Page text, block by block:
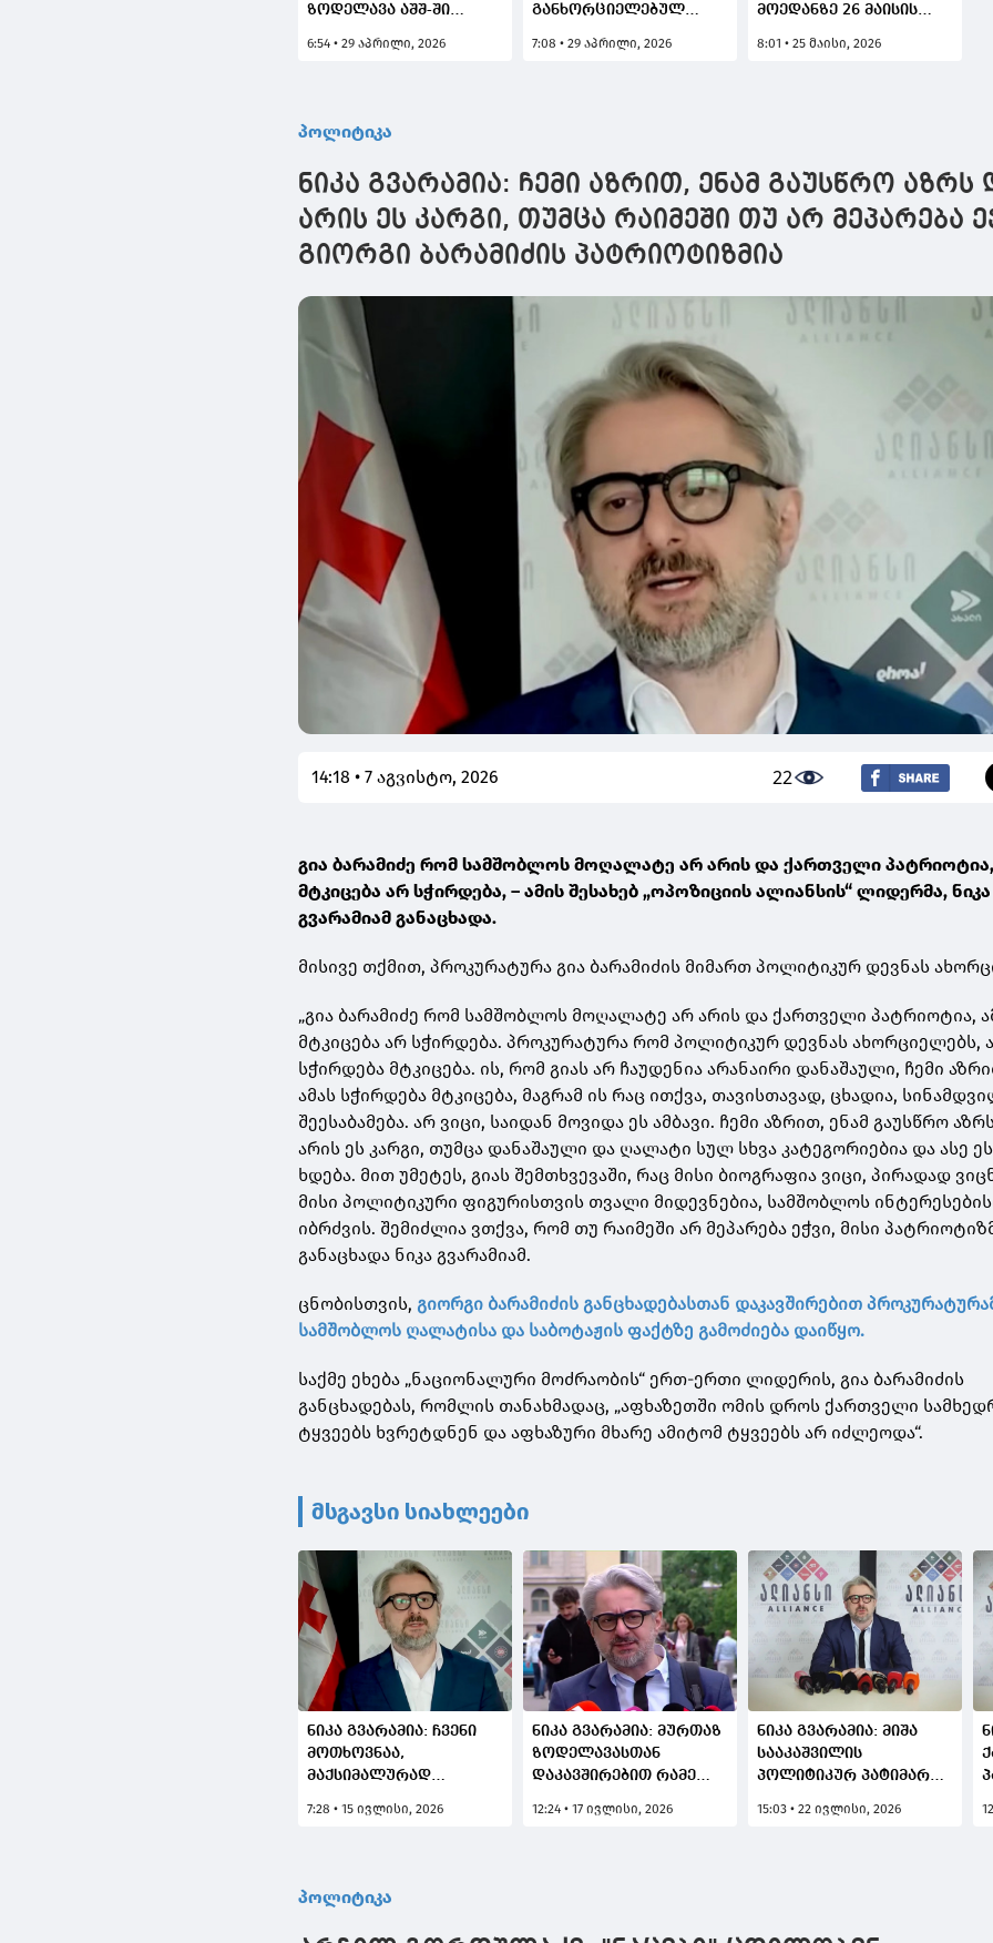
ზოდელავა აშშ-ში
წარმომადგენლებს
6:54 • 29 აპრილი, 2026
განხორციელებულ
წარმატებულ მოდელს,
7:08 • 29 აპრილი, 2026
მოედანზე 26 მაისის
მოსამზადებელი
დავხვდეთ სტუმრებს და
ერთად აღვნიშნოთ ეს
მნიშვნელოვანი დღე
8:01 • 25 მაისი, 2026
პოლიტიკა
ნიკა გვარამია: ჩემი აზრით, ენამ გაუსწრო აზრს
არის ეს კარგი, თუმცა რაიმეში თუ არ მეპარება
გიორგი ბარამიძის პატრიოტიზმია
14:18 • 7 აგვისტო, 2026 22
გია ბარამიძე რომ სამშობლოს მოღალატე არ არის და ქართველი პატრიოტია,
მტკიცება არ სჭირდება, – ამის შესახებ „ოპოზიციის ალიანსის“ ლიდერმა, ნიკა
გვარამიამ განაცხადა.
მისივე თქმით, პროკურატურა გია ბარამიძის მიმართ პოლიტიკურ დევნას
„გია ბარამიძე რომ სამშობლოს მოღალატე არ არის და ქართველი პატრიოტია,
მტკიცება არ სჭირდება. პროკურატურა რომ პოლიტიკურ დევნას ახორციელებს,
სჭირდება მტკიცება. ის, რომ გიას არ ჩაუდენია არანაირი დანაშაული, ჩემი
ამას სჭირდება მტკიცება, მაგრამ ის რაც ითქვა, თავისთავად, ცხადია,
შეესაბამება. არ ვიცი, საიდან მოვიდა ეს ამბავი. ჩემი აზრით, ენამ გაუსწრო
არის ეს კარგი, თუმცა დანაშაული და ღალატი სულ სხვა კატეგორიებია და ასე
ხდება. მით უმეტეს, გიას შემთხვევაში, რაც მისი ბიოგრაფია ვიცი, პირადად
მისი პოლიტიკური ფიგურისთვის თვალი მიდევნებია, სამშობლოს
იბრძვის. შემიძლია ვთქვა, რომ თუ რაიმეში არ მეპარება ეჭვი, მისი
განაცხადა ნიკა გვარამიამ.
ცნობისთვის, გიორგი ბარამიძის განცხადებასთან დაკავშირებით
სამშობლოს ღალატისა და საბოტაჟის ფაქტზე გამოძიება დაიწყო.
საქმე ეხება „ნაციონალური მოძრაობის“ ერთ-ერთი ლიდერის, გია ბარამიძის
განცხადებას, რომლის თანახმადაც, „აფხაზეთში ომის დროს ქართველი
ტყვეებს ხვრეტდნენ და აფხაზური მხარე ამიტომ ტყვეებს არ იძლეოდა“.
მსგავსი სიახლეები
ნიკა გვარამია: ჩვენი
მოთხოვნაა,
მაქსიმალურად
რასაც ჰქვია არჩევნები,
გვეყოს მოთმინება
7:28 • 15 ივლისი, 2026
ნიკა გვარამია: მურთაზ
ზოდელავასთან
დაკავშირებით რამე
ყოფილიყო საჭირო,
12:24 • 17 ივლისი, 2026
ნიკა გვარამია: მიშა
სააკაშვილის
პოლიტიკურ პატიმართა
გამართლება არ აქვს
15:03 • 22 ივლისი, 2026
პოლიტიკა